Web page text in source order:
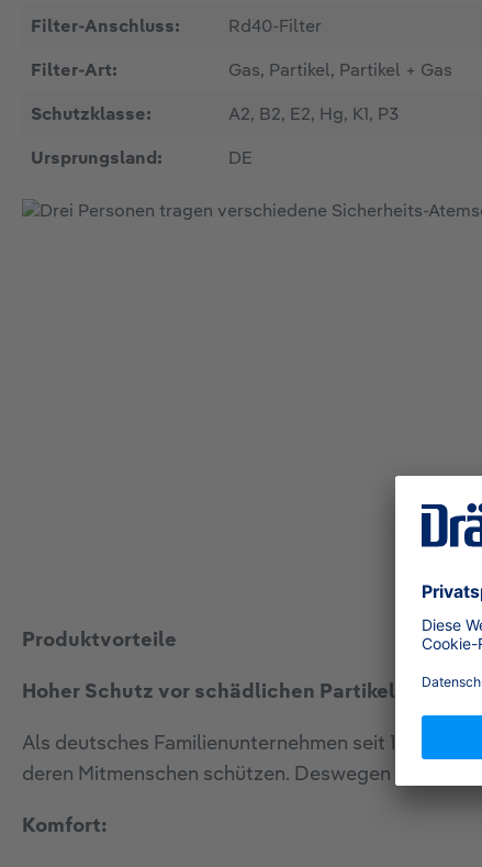
Filter-Anschluss: Rd40-Filter
Filter-Art: Gas, Partikel, Partikel + Gas
Schutzklasse: A2, B2, E2, Hg, K1, P3
Ursprungsland: DE
Produktvorteile
Hoher Schutz vor schädlichen Partikeln und
Als deutsches Familienunternehmen seit 1889
deren Mitmenschen schützen. Deswegen sind
Komfort: